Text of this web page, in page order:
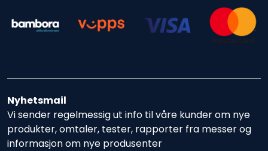
Nyhetsmail
Vi sender regelmessig ut info til våre kunder om nye
produkter, omtaler, tester, rapporter fra messer og
informasjon om nye produsenter